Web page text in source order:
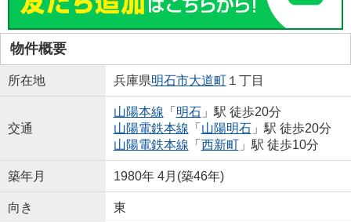
物件概要
所在地 兵庫県明石市大道町１丁目
交通
山陽本線 「 明石」駅 徒歩20分
山陽電鉄本線 「 山陽明石」駅 徒歩20分
山陽電鉄本線 「 西新町」駅 徒歩10分
築年月 1980年 4月(築46年)
向き 東